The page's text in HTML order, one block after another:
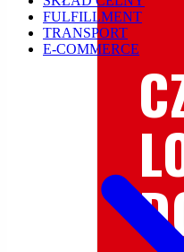
FULFILLMENT
TRANSPORT
E-COMMERCE